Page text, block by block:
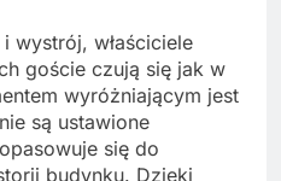
wystrój, właściciele
goście czują się jak w
wyróżniającym jest
są ustawione
się do
budynku. Dzięki